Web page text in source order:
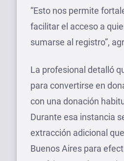
“Esto nos permite
facilitar el acceso a
sumarse al registro”,
La profesional detalló
para convertirse en
con una donación
Durante esa instancia
extracción adicional
Buenos Aires para